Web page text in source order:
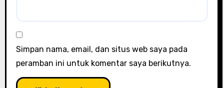
Simpan nama, email, dan situs web saya pada
peramban ini untuk komentar saya berikutnya.